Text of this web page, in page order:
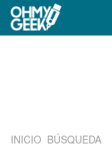
INICIO BÚSQUEDA